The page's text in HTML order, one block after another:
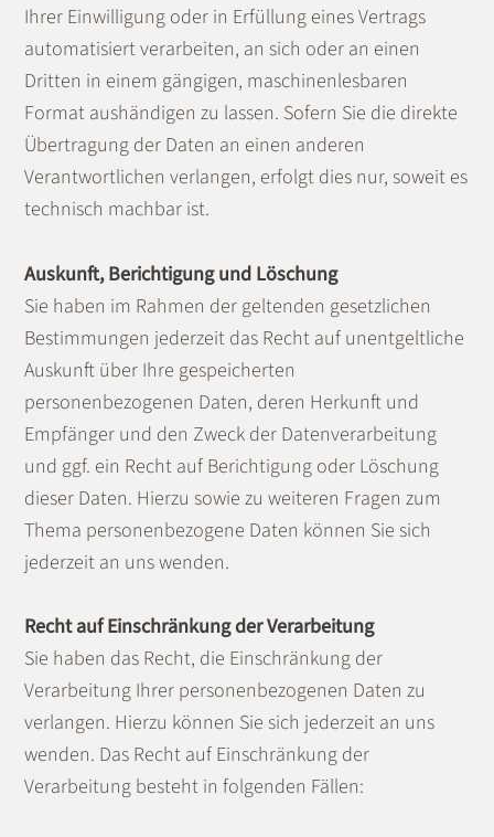
Ihrer Einwilligung oder in Erfüllung eines Vertrags
automatisiert verarbeiten, an sich oder an einen
Dritten in einem gängigen, maschinenlesbaren
Format aushändigen zu lassen. Sofern Sie die direkte
Übertragung der Daten an einen anderen
Verantwortlichen verlangen, erfolgt dies nur, soweit es
technisch machbar ist.
Auskunft, Berichtigung und Löschung
Sie haben im Rahmen der geltenden gesetzlichen
Bestimmungen jederzeit das Recht auf unentgeltliche
Auskunft über Ihre gespeicherten
personenbezogenen Daten, deren Herkunft und
Empfänger und den Zweck der Datenverarbeitung
und ggf. ein Recht auf Berichtigung oder Löschung
dieser Daten. Hierzu sowie zu weiteren Fragen zum
Thema personenbezogene Daten können Sie sich
jederzeit an uns wenden.
Recht auf Einschränkung der Verarbeitung
Sie haben das Recht, die Einschränkung der
Verarbeitung Ihrer personenbezogenen Daten zu
verlangen. Hierzu können Sie sich jederzeit an uns
wenden. Das Recht auf Einschränkung der
Verarbeitung besteht in folgenden Fällen: